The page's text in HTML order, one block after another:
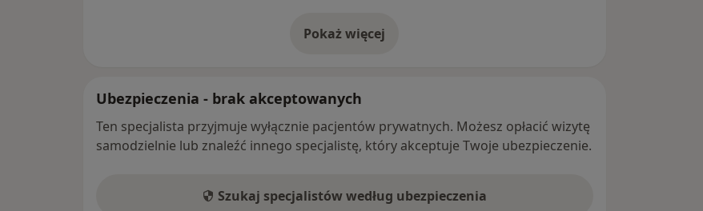
Pokaż więcej
o adresie
Ubezpieczenia - brak akceptowanych
Ten specjalista przyjmuje wyłącznie pacjentów prywatnych. Możesz opłacić wizytę
samodzielnie lub znaleźć innego specjalistę, który akceptuje Twoje ubezpieczenie.
Szukaj specjalistów według ubezpieczenia